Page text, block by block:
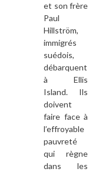
et son frère
Paul
Hillström,
immigrés
suédois,
débarquent
à Ellis
Island. Ils
doivent
faire face à
l’effroyable
pauvreté
qui règne
dans les